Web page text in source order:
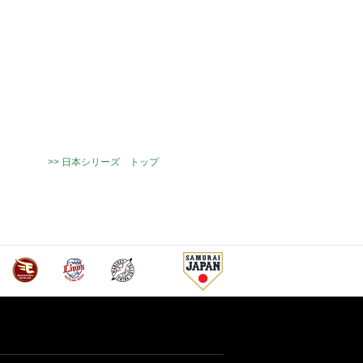
>> 日本シリーズ トップ